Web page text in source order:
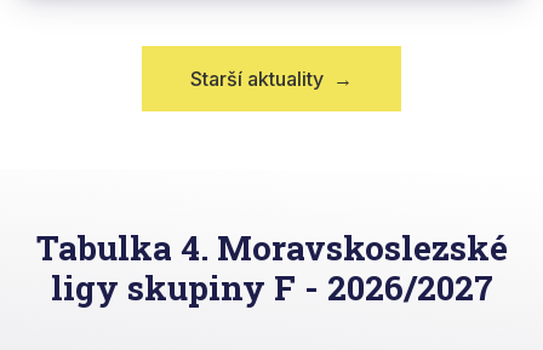
Starší aktuality →
Tabulka 4. Moravskoslezské
ligy skupiny F - 2026/2027